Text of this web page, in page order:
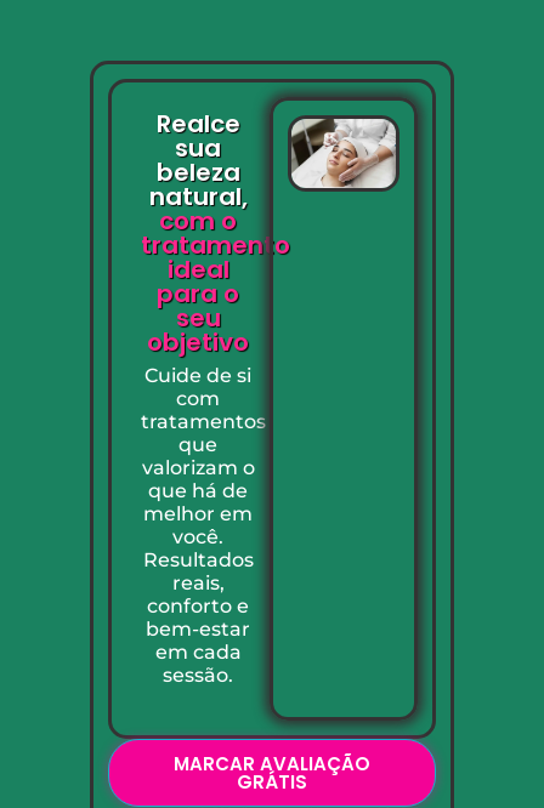
Realce
sua
beleza
natural,
com o
tratamento
ideal
para o
seu
objetivo
Cuide de si
com
tratamentos
que
valorizam o
que há de
melhor em
você.
Resultados
reais,
conforto e
bem-estar
em cada
sessão.
MARCAR AVALIAÇÃO
GRÁTIS